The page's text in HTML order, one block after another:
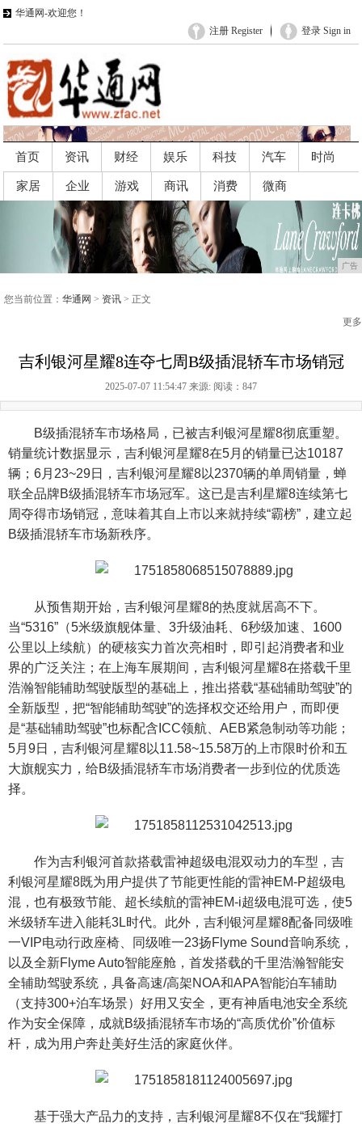
华通网-欢迎您！
登录 Sign in
注册 Register
首页 资讯 财经 娱乐 科技 汽车 时尚
家居 企业 游戏 商讯 消费 微商
广告
您当前位置： 华通网 > 资讯 > 正文
更多
吉利银河星耀8连夺七周B级插混轿车市场销冠
2025-07-07 11:54:47 来源: 阅读：847
B级插混轿车市场格局，已被吉利银河星耀8彻底重塑。
销量统计数据显示，吉利银河星耀8在5月的销量已达10187
辆；6月23~29日，吉利银河星耀8以2370辆的单周销量，蝉
联全品牌B级插混轿车市场冠军。这已是吉利星耀8连续第七
周夺得市场销冠，意味着其自上市以来就持续“霸榜”，建立起
B级插混轿车市场新秩序。
从预售期开始，吉利银河星耀8的热度就居高不下。
当“5316”（5米级旗舰体量、3升级油耗、6秒级加速、1600
公里以上续航）的硬核实力首次亮相时，即引起消费者和业
界的广泛关注；在上海车展期间，吉利银河星耀8在搭载千里
浩瀚智能辅助驾驶版型的基础上，推出搭载“基础辅助驾驶”的
全新版型，把“智能辅助驾驶”的选择权交还给用户，而即便
是“基础辅助驾驶”也标配含ICC领航、AEB紧急制动等功能；
5月9日，吉利银河星耀8以11.58~15.58万的上市限时价和五
大旗舰实力，给B级插混轿车市场消费者一步到位的优质选
择。
作为吉利银河首款搭载雷神超级电混双动力的车型，吉
利银河星耀8既为用户提供了节能更性能的雷神EM-P超级电
混，也有极致节能、超长续航的雷神EM-i超级电混可选，使5
米级轿车进入能耗3L时代。此外，吉利银河星耀8配备同级唯
一VIP电动行政座椅、同级唯一23扬Flyme Sound音响系统，
以及全新Flyme Auto智能座舱，首发搭载的千里浩瀚智能安
全辅助驾驶系统，具备高速/高架NOA和APA智能泊车辅助
（支持300+泊车场景）好用又安全，更有神盾电池安全系统
作为安全保障，成就B级插混轿车市场的“高质优价”价值标
杆，成为用户奔赴美好生活的家庭伙伴。
基于强大产品力的支持，吉利银河星耀8不仅在“我耀打